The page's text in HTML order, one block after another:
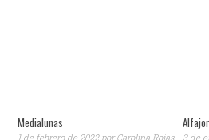
Medialunas
1 de febrero de 2022porCarolina Rojas 3 de